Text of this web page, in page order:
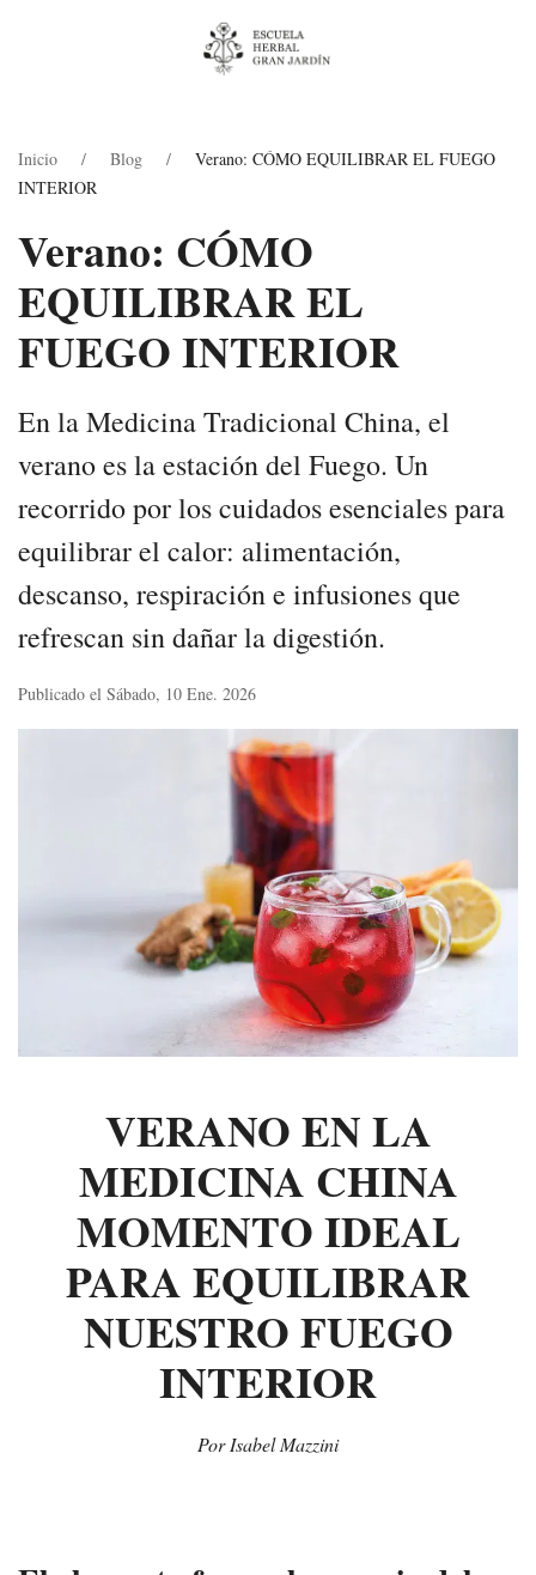
Inicio Blog
Verano: CÓMO EQUILIBRAR EL FUEGO
INTERIOR
Verano: CÓMO
EQUILIBRAR EL
FUEGO INTERIOR
En la Medicina Tradicional China, el
verano es la estación del Fuego. Un
recorrido por los cuidados esenciales para
equilibrar el calor: alimentación,
descanso, respiración e infusiones que
refrescan sin dañar la digestión.
Publicado el Sábado, 10 Ene. 2026
VERANO EN LA
MEDICINA CHINA
MOMENTO IDEAL
PARA EQUILIBRAR
NUESTRO FUEGO
INTERIOR
Por Isabel Mazzini